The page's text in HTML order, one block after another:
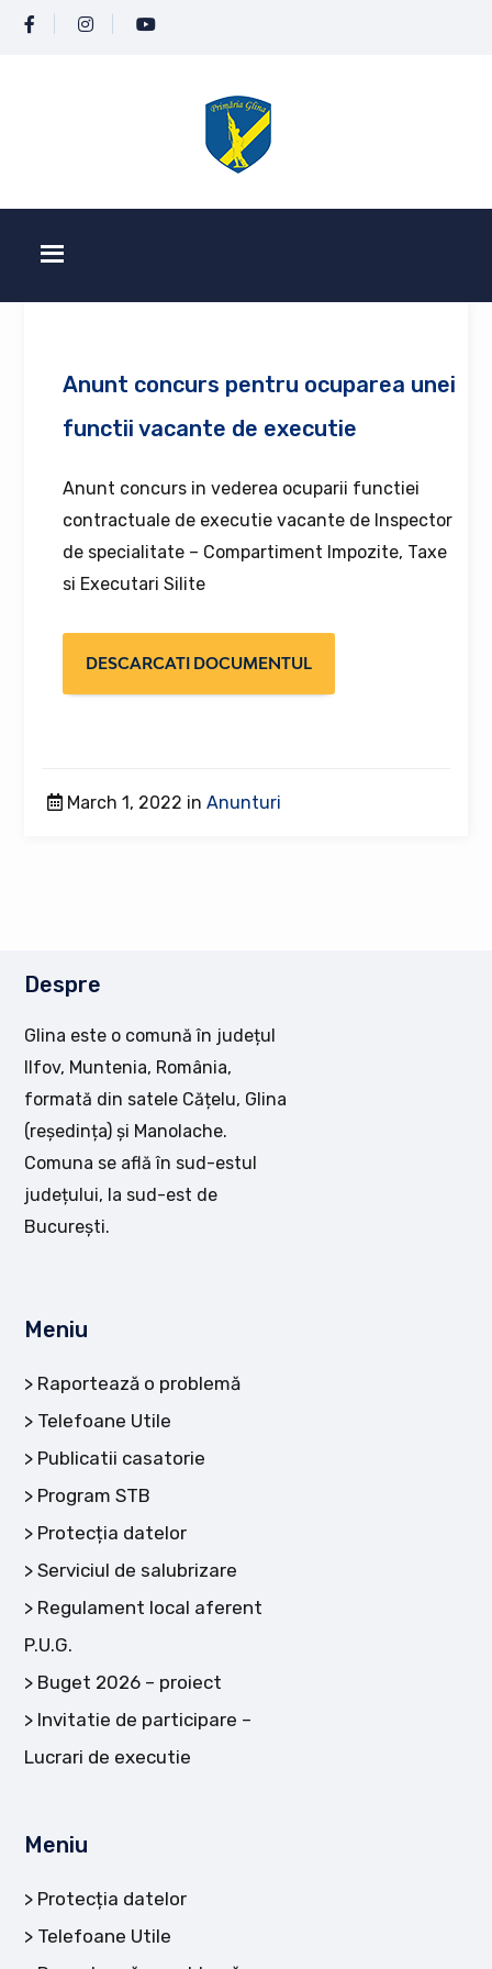
Anunt concurs pentru ocuparea unei
functii vacante de executie
Anunt concurs in vederea ocuparii functiei
contractuale de executie vacante de Inspector
de specialitate – Compartiment Impozite, Taxe
si Executari Silite
DESCARCATI DOCUMENTUL
March 1, 2022 inAnunturi
Despre
Glina este o comună în județul
Ilfov, Muntenia, România,
formată din satele Cățelu, Glina
(reședința) și Manolache.
Comuna se află în sud-estul
județului, la sud-est de
București.
Meniu
Raportează o problemă
Telefoane Utile
Publicatii casatorie
Program STB
Protecția datelor
Serviciul de salubrizare
Regulament local aferent
P.U.G.
Buget 2026 – proiect
Invitatie de participare –
Lucrari de executie
Meniu
Protecția datelor
Telefoane Utile